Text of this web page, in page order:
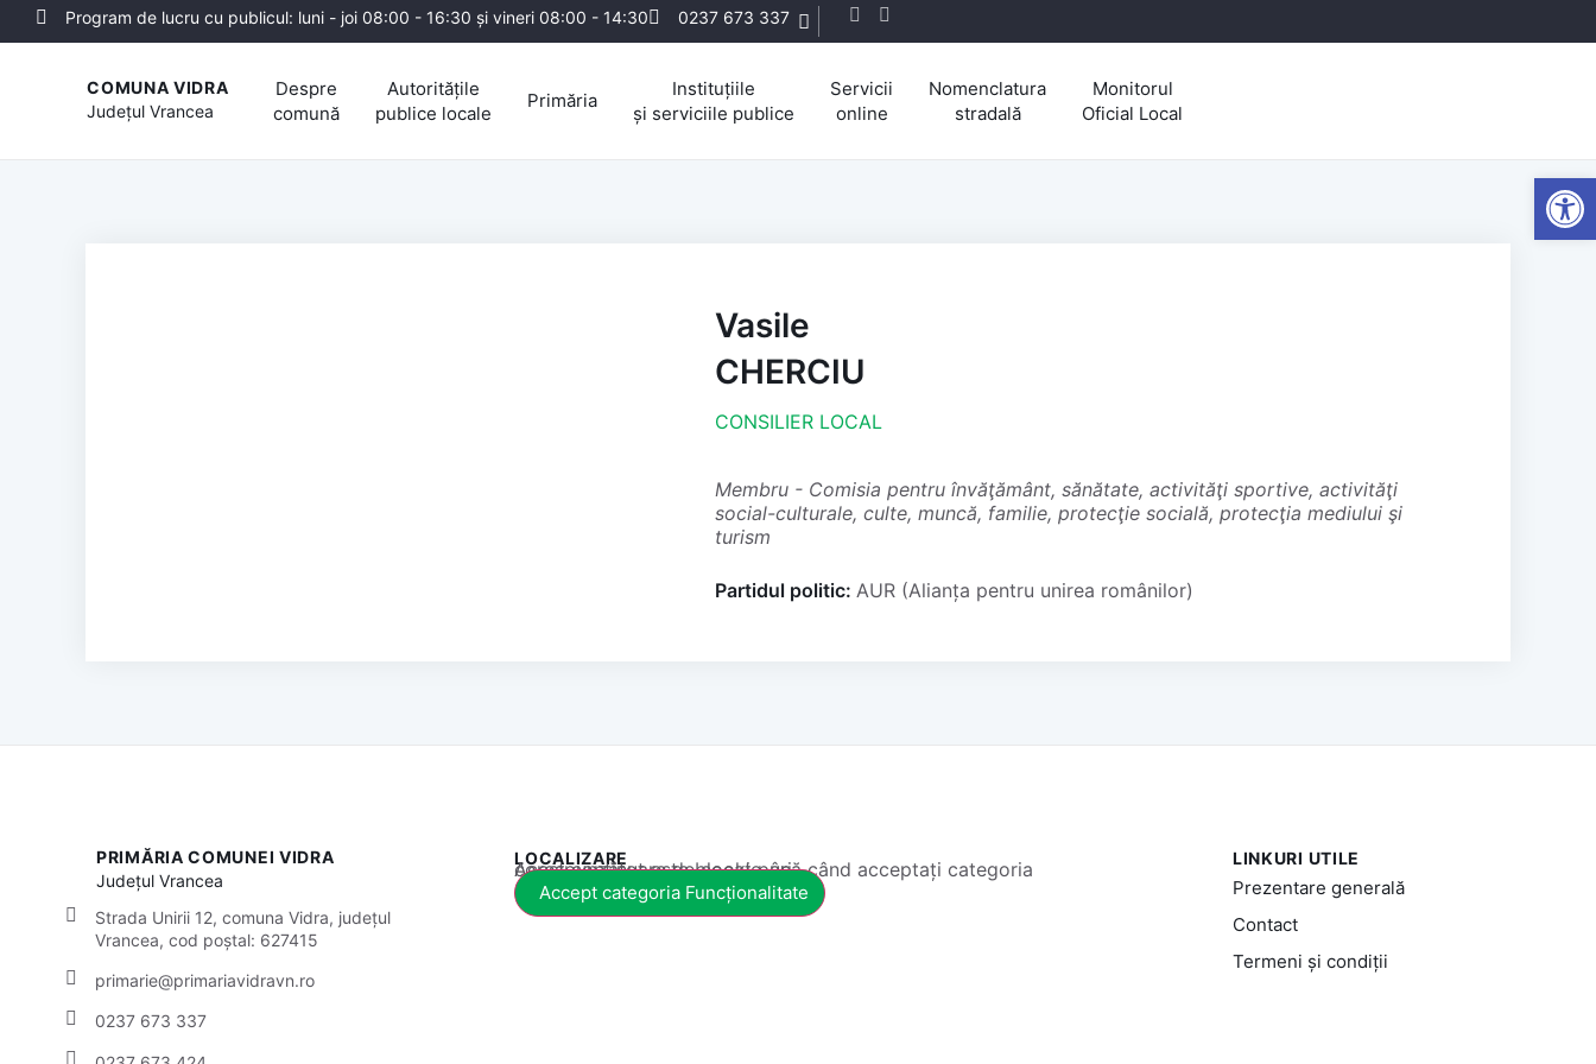
Program de lucru cu publicul: luni - joi 08:00 - 16:30 și vineri 08:00 - 14:30 0237 673 337
COMUNA VIDRA
JudețulVrancea
Despre
comună
Autoritățile
publice locale
Primăria
Instituțiile
și serviciile publice
Servicii
online
Nomenclatura
stradală
Monitorul
Oficial Local
Vasile
CHERCIU
CONSILIER LOCAL
membru - Comisia pentru învăţământ, sănătate, activităţi sportive, activităţi
social-culturale, culte, muncă, familie, protecţie socială, protecţia mediului şi
turism
Partidul politic: AUR (Alianța pentru unirea românilor)
PRIMĂRIA COMUNEI VIDRA
JudețulVrancea
Strada Unirii 12, comuna Vidra, județul
Vrancea, cod poștal: 627415
primarie@primariavidravn.ro
0237 673 337
LOCALIZARE
Acest conținut este blocat până când acceptați categoria corespunzătoare de cookie-uri.
Accept categoria Funcționalitate
LINKURI UTILE
Prezentare generală
Contact
Termeni și condiții